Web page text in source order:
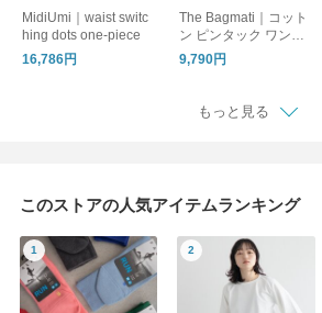
MidiUmi｜waist switc
hing dots one-piece
16,786円
The Bagmati｜コット
ン ピンタック ワンピ
ース am26s10
9,790円
もっと見る
このストアの人気アイテムランキング